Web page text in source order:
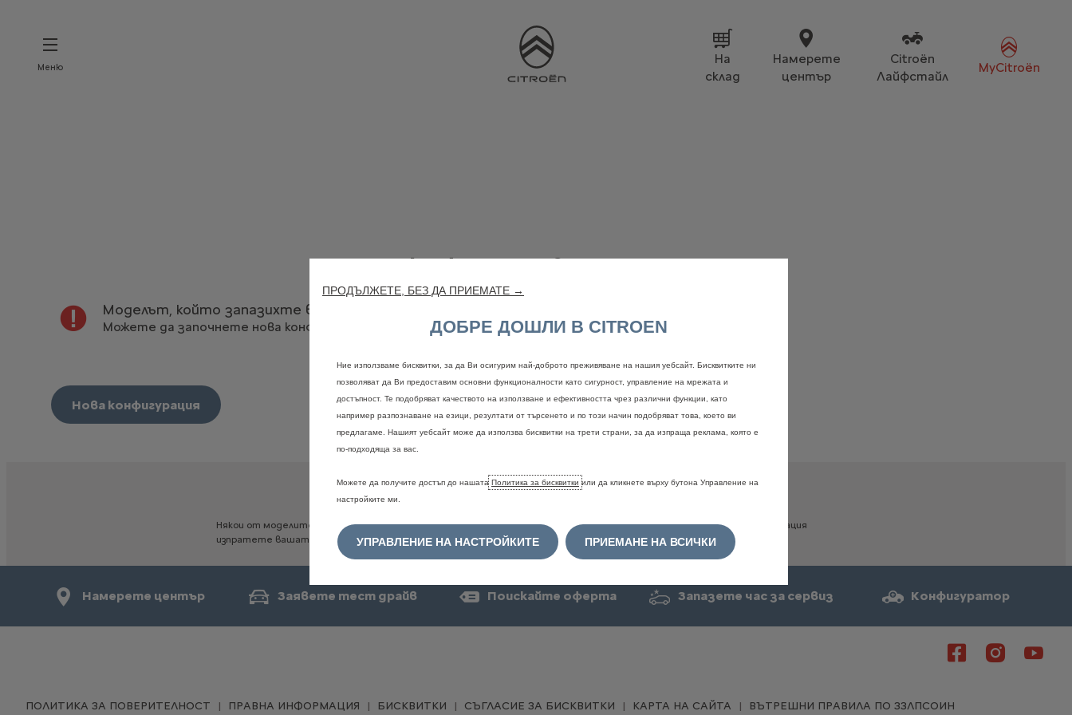
Меню
На
склад
Намерете
център
Citroën
Лайфстайл
MyCitroën
Вашата конфигурация вече не е налична
Моделът, който запазихте вече не съществува
Можете да започнете нова конфигурация
Нова конфигурация
Правна информация
Някои от моделите, опциите и цветовете могат временно да не са налични. За потвърждение и подробна
информация
изпратете вашата конфигурация на дилър.
Намерете център Заявете тест драйв Поискайте оферта Запазете час за сервиз Конфигуратор
ПОЛИТИКА ЗА ПОВЕРИТЕЛНОСТ ПРАВНА ИНФОРМАЦИЯ БИСКВИТКИ СЪГЛАСИЕ ЗА БИСКВИТКИ КАРТА НА САЙТА ВЪТРЕШНИ ПРАВИЛА ПО ЗЗЛПСОИН
ПРОДЪЛЖЕТЕ, БЕЗ ДА ПРИЕМАТЕ →
ДОБРЕ ДОШЛИ В CITROEN
Ние използваме бисквитки, за да Ви осигурим най-доброто преживяване на нашия уебсайт. Бисквитките ни
позволяват да Ви предоставим основни функционалности като сигурност, управление на мрежата и
достъпност. Те подобряват качеството на използване и ефективността чрез различни функции, като
например разпознаване на езици, резултати от търсенето и по този начин подобряват това, което ви
предлагаме. Нашият уебсайт може да използва бисквитки на трети страни, за да изпраща реклама, която е
по-подходяща за вас.
Можете да получите достъп до нашата Политика за бисквитки или да кликнете върху бутона Управление на
настройките ми.
УПРАВЛЕНИЕ НА НАСТРОЙКИТЕ ПРИЕМАНЕ НА ВСИЧКИ